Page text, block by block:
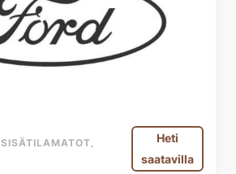
SISÄTILAMATOT
Heti
saatavilla